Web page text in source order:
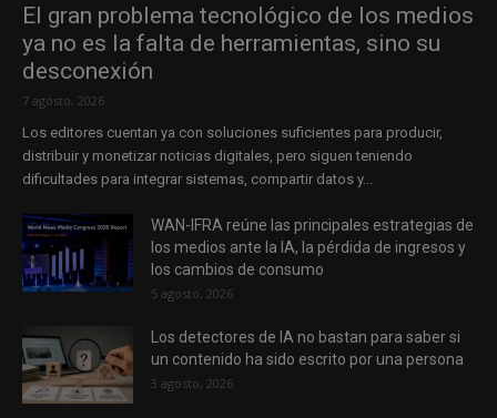
El gran problema tecnológico de los medios
ya no es la falta de herramientas, sino su
desconexión
7 agosto, 2026
Los editores cuentan ya con soluciones suficientes para producir,
distribuir y monetizar noticias digitales, pero siguen teniendo
dificultades para integrar sistemas, compartir datos y...
WAN-IFRA reúne las principales estrategias de
los medios ante la IA, la pérdida de ingresos y
los cambios de consumo
5 agosto, 2026
Los detectores de IA no bastan para saber si
un contenido ha sido escrito por una persona
3 agosto, 2026